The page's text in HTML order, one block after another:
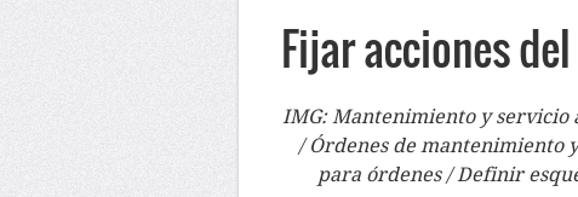
Fijar acciones
IMG: Mantenimiento y servicio
/ Órdenes de mantenimiento
para órdenes / Definir